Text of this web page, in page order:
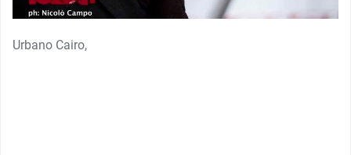
Urbano Cairo,